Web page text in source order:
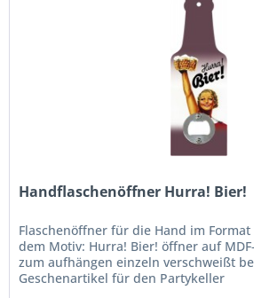
Handflaschenöffner Hurra! Bier!
Flaschenöffner für die Hand im
dem Motiv: Hurra! Bier! öffner auf
zum aufhängen einzeln verschweißt
Geschenartikel für den Partykeller